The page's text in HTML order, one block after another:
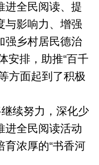
进全民阅读、提
与影响力、增强
强乡村居民德治
安排，助推“百千
方面起到了积极
续努力，深化少
进全民阅读活动
育浓厚的“书香河